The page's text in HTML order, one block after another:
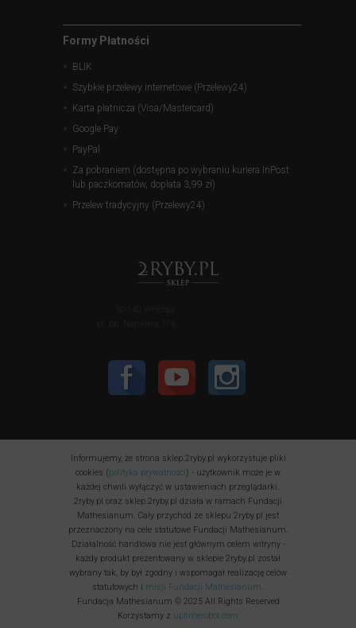
Formy Płatności
BLIK
Szybkie przelewy internetowe (Przelewy24)
Karta płatnicza (Visa/Mastercard)
Google Pay
PayPal
Za pobraniem (dostępna po wybraniu kuriera InPost
lub paczkomatów, dopłata 3,99 zł)
Przelew tradycyjny (Przelewy24)
Informujemy, że strona sklep.2ryby.pl wykorzystuje pliki
cookies (polityka prywatności) - użytkownik może je w
każdej chwili wyłączyć w ustawieniach przeglądarki.
2ryby.pl oraz sklep.2ryby.pl działa w ramach Fundacji
Mathesianum. Cały przychód ze sklepu 2ryby.pl jest
przeznaczony na cele statutowe Fundacji Mathesianum.
Działalność handlowa nie jest głównym celem witryny -
każdy produkt prezentowany w sklepie 2ryby.pl został
wybrany tak, by był zgodny i wspomagał realizację celów
statutowych i misji Fundacji Mathesianum.
Fundacja Mathesianum © 2025 All Rights Reserved
Korzystamy z uptimerobot.com